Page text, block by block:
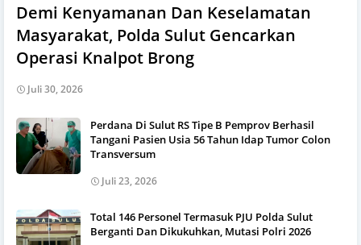
Demi Kenyamanan Dan Keselamatan
Masyarakat, Polda Sulut Gencarkan
Operasi Knalpot Brong
Juli 30, 2026
Perdana Di Sulut RS Tipe B Pemprov Berhasil
Tangani Pasien Usia 56 Tahun Idap Tumor Colon
Transversum
Juli 23, 2026
Total 146 Personel Termasuk PJU Polda Sulut
Berganti Dan Dikukuhkan, Mutasi Polri 2026